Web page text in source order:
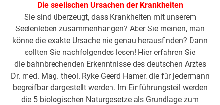
Die seelischen Ursachen der Krankheiten
Sie sind überzeugt, dass Krankheiten mit unserem
Seelenleben zusammenhängen? Aber Sie meinen, man
könne die exakte Ursache nie genau herausfinden? Dann
sollten Sie nachfolgendes lesen! Hier erfahren Sie
die bahnbrechenden Erkenntnisse des deutschen Arztes
Dr. med. Mag. theol. Ryke Geerd Hamer, die für jedermann
begreifbar dargestellt werden. Im Einführungsteil werden
die 5 biologischen Naturgesetze als Grundlage zum